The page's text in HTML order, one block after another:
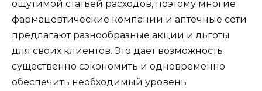
ощутимой статьей расходов, поэтому многие
фармацевтические компании и аптечные сети
предлагают разнообразные акции и льготы
для своих клиентов. Это дает возможность
существенно сэкономить и одновременно
обеспечить необходимый уровень